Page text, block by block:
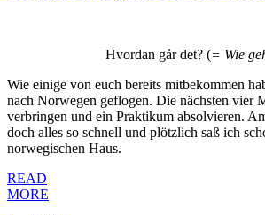
Hvordan går det? (= Wie
Wie einige von euch bereits mitbekommen
nach Norwegen geflogen. Die nächsten vier
verbringen und ein Praktikum absolvieren.
doch alles so schnell und plötzlich saß ich
norwegischen Haus.
READ
MORE